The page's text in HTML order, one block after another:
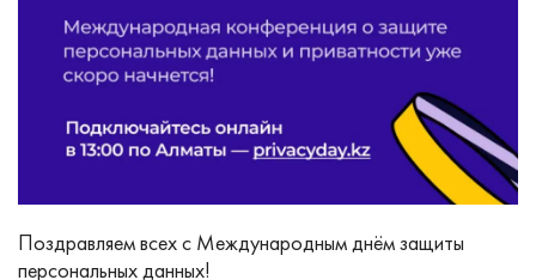
Поздравляем всех с Международным днём защиты
персональных данных!